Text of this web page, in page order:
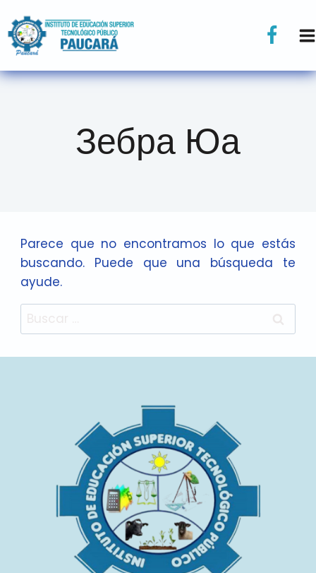
Зебра Юа
Parece que no encontramos lo que estás
buscando. Puede que una búsqueda te
ayude.